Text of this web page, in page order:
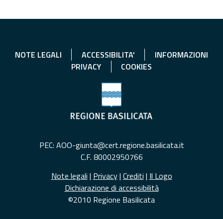
NOTE LEGALI ACCESSIBILITA'
INFORMAZIONI
PRIVACY
COOKIES
PEC: AOO-giunta@cert.regione.basilicata.it
C.F. 80002950766
Note legali | Privacy| Crediti | Il Logo
Dichiarazione di accessibilità
©2010 Regione Basilicata